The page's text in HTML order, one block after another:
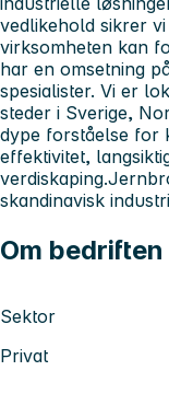
vedlikehold sikrer
virksomheten kan
har en omsetning
spesialister. Vi er
steder i Sverige,
dype forståelse for
effektivitet,
skandinavisk
Om bedriften
Sektor
Privat